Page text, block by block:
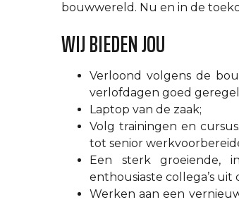
bouwwereld. Nu en in de
WIJ BIEDEN JOU
Verloond volgens de
verlofdagen goed
Laptop van de zaak;
Volg trainingen en
tot senior
Een sterk groeiende,
enthousiaste collega’s uit
Werken aan een